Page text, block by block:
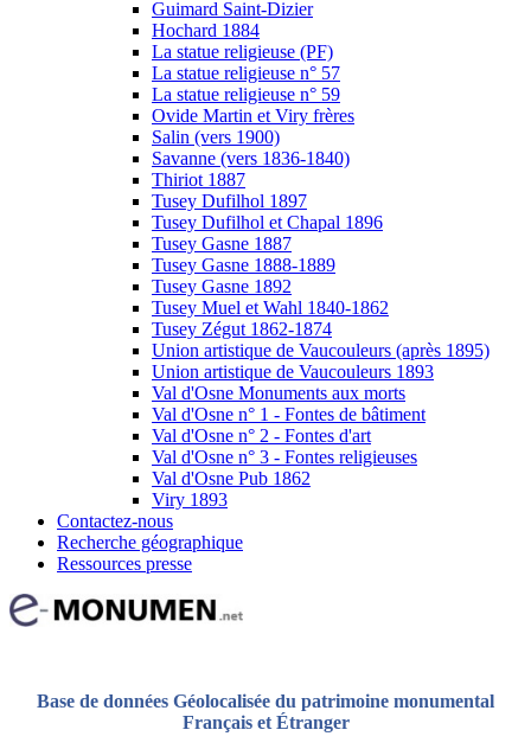
Guimard Saint-Dizier
Hochard 1884
La statue religieuse (PF)
La statue religieuse n° 57
La statue religieuse n° 59
Ovide Martin et Viry frères
Salin (vers 1900)
Savanne (vers 1836-1840)
Thiriot 1887
Tusey Dufilhol 1897
Tusey Dufilhol et Chapal 1896
Tusey Gasne 1887
Tusey Gasne 1888-1889
Tusey Gasne 1892
Tusey Muel et Wahl 1840-1862
Tusey Zégut 1862-1874
Union artistique de Vaucouleurs (après 1895)
Union artistique de Vaucouleurs 1893
Val d'Osne Monuments aux morts
Val d'Osne n° 1 - Fontes de bâtiment
Val d'Osne n° 2 - Fontes d'art
Val d'Osne n° 3 - Fontes religieuses
Val d'Osne Pub 1862
Viry 1893
Contactez-nous
Recherche géographique
Ressources presse
Base de données Géolocalisée du patrimoine monumental
Français et Étranger